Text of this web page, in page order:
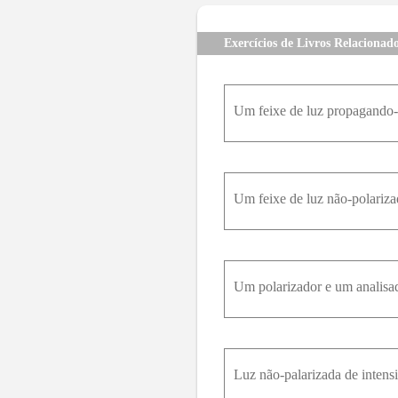
Exercícios de Livros